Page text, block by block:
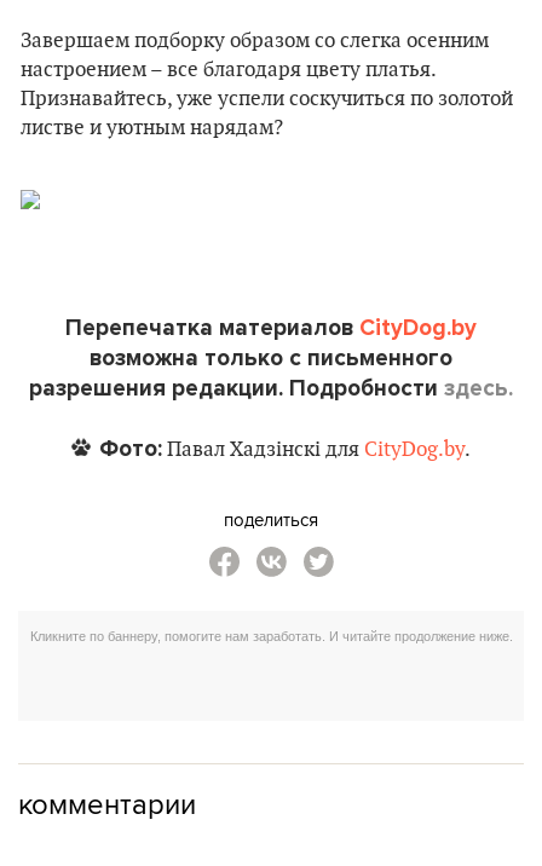
Завершаем подборку образом со слегка осенним
настроением – все благодаря цвету платья.
Признавайтесь, уже успели соскучиться по золотой
листве и уютным нарядам?
Перепечатка материалов CityDog.by
возможна только с письменного
разрешения редакции. Подробности здесь.
Фото: Павал Хадзінскі для CityDog.by.
поделиться
комментарии